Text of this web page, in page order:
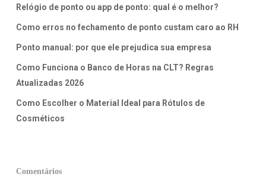
Relógio de ponto ou app de ponto: qual é o melhor?
Como erros no fechamento de ponto custam caro ao RH
Ponto manual: por que ele prejudica sua empresa
Como Funciona o Banco de Horas na CLT? Regras
Atualizadas 2026
Como Escolher o Material Ideal para Rótulos de
Cosméticos
Comentários